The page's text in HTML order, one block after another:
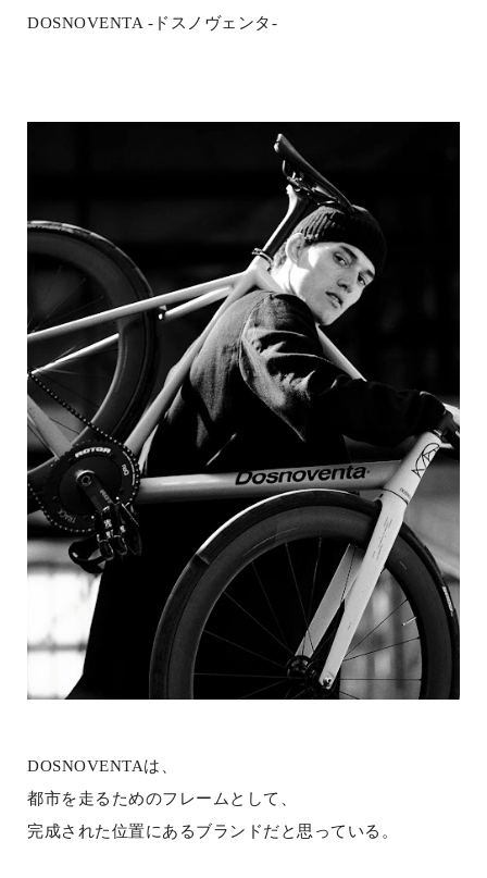
DOSNOVENTA -ドスノヴェンタ-
DOSNOVENTAは、
都市を走るためのフレームとして、
完成された位置にあるブランドだと思っている。